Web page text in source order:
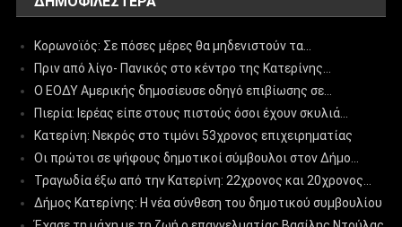
Κορωνοϊός: Σε πόσες μέρες θα μηδενιστούν τα…
Πριν από λίγο- Πανικός στο κέντρο της Κατερίνης…
Ο ΕΟΔΥ Αμερικής δημοσίευσε οδηγό επιβίωσης σε…
Πιερία: Ιερέας είπε στους πιστούς όσοι έχουν σκυλιά…
Κατερίνη: Νεκρός στο τιμόνι 53χρονος επιχειρηματίας
Οι πρώτοι σε ψήφους δημοτικοί σύμβουλοι στον Δήμο…
Τραγωδία έξω από την Κατερίνη: 22χρονος και 20χρονος…
Δήμος Κατερίνης: Η νέα σύνθεση του δημοτικού συμβουλίου